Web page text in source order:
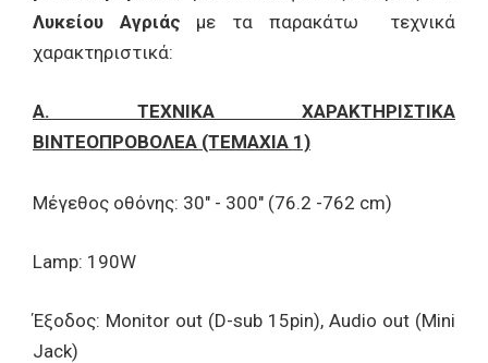
Λυκείου Αγριάς με τα παρακάτω τεχνικά
χαρακτηριστικά:
Α. ΤΕΧΝΙΚΑ ΧΑΡΑΚΤΗΡΙΣΤΙΚΑ
ΒΙΝΤΕΟΠΡΟΒΟΛΕΑ (ΤΕΜΑΧΙΑ 1)
Μέγεθος οθόνης: 30" - 300" (76.2 -762 cm)
Lamp: 190W
Έξοδος: Monitor out (D-sub 15pin), Audio out (Mini
Jack)